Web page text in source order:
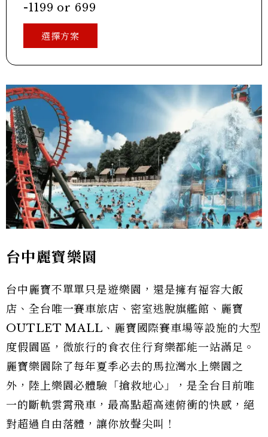
-1199 or 699
選擇方案
台中麗寶樂園
台中麗寶不單單只是遊樂園，還是擁有福容大飯
店、全台唯一賽車旅店、密室逃脫旗艦館、麗寶
OUTLET MALL、麗寶國際賽車場等設施的大型
度假園區，微旅行的食衣住行育樂都能一站滿足。
麗寶樂園除了每年夏季必去的馬拉灣水上樂園之
外，陸上樂園必體驗「搶救地心」，是全台目前唯
一的斷軌雲霄飛車，最高點超高速俯衝的快感，絕
對超過自由落體，讓你放聲尖叫！